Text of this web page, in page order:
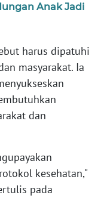
Anak Jadi
harus dipatuhi
masyarakat. Ia
dan
kesehatan,"
pada